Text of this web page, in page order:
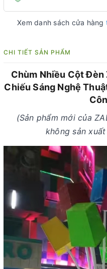
Xem danh sách cửa hàng
CHI TIẾT SẢN PHẨM
Chùm Nhiều Cột Đèn
Chiếu Sáng Nghệ
(Sản phẩm mới của
không sản